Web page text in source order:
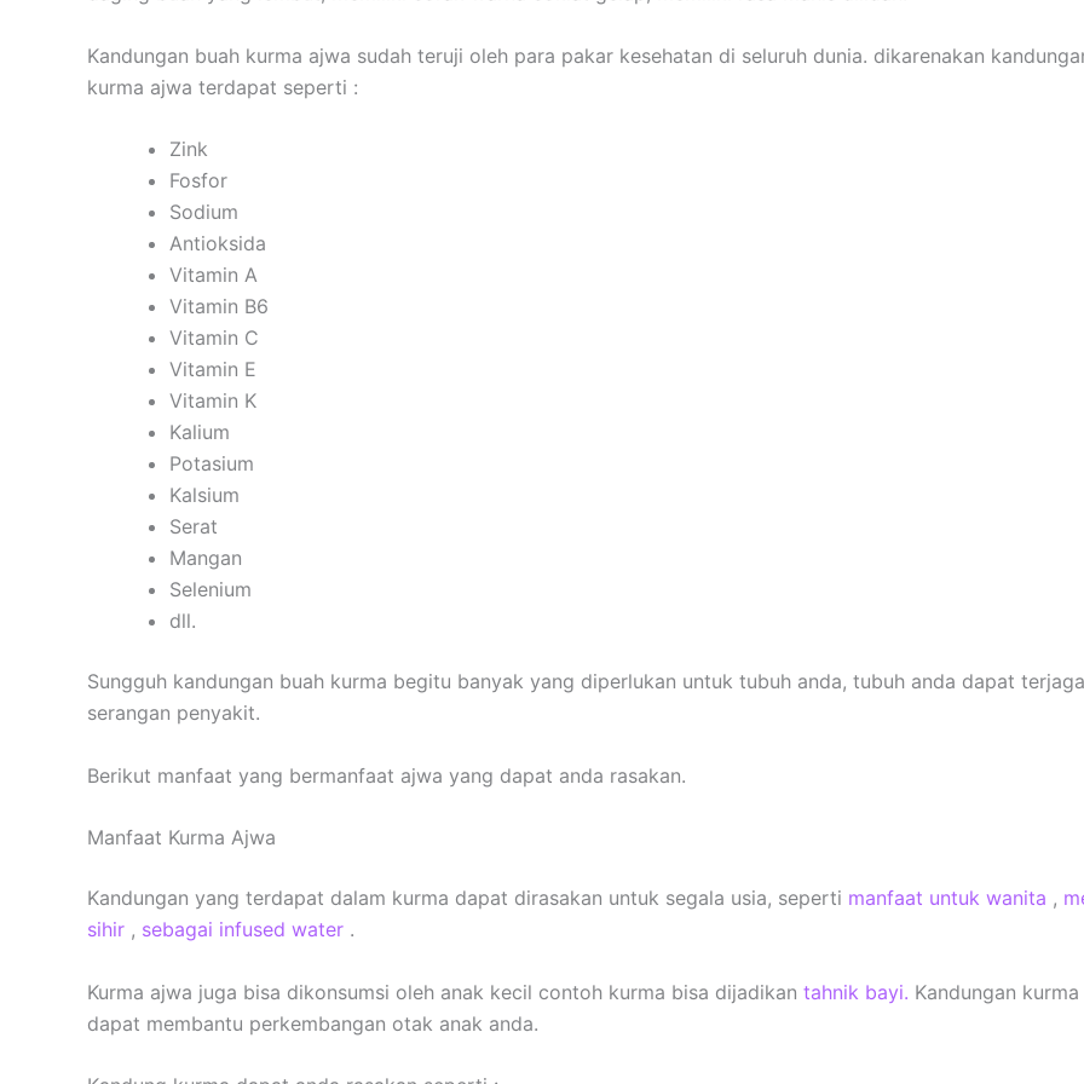
Kandungan buah kurma ajwa sudah teruji oleh para pakar kesehatan di seluruh dunia. dikarenakan
kurma ajwa terdapat seperti :
Zink
Fosfor
Sodium
Antioksida
Vitamin A
Vitamin B6
Vitamin C
Vitamin E
Vitamin K
Kalium
Potasium
Kalsium
Serat
Mangan
Selenium
dll.
Sungguh kandungan buah kurma begitu banyak yang diperlukan untuk tubuh anda, tubuh anda dapat
serangan penyakit.
Berikut manfaat yang bermanfaat ajwa yang dapat anda rasakan.
Manfaat Kurma Ajwa
Kandungan yang terdapat dalam kurma dapat dirasakan untuk segala usia, seperti manfaat untuk wanita ,
sihir , sebagai infused water .
Kurma ajwa juga bisa dikonsumsi oleh anak kecil contoh kurma bisa dijadikan tahnik bayi. Kandungan
dapat membantu perkembangan otak anak anda.